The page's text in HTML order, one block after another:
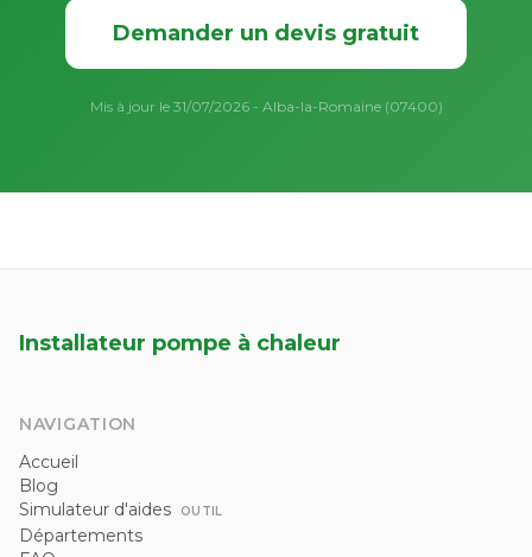
Demander un devis gratuit
Mis à jour le 31/07/2026 - Alba-la-Romaine (07400)
Installateur pompe à chaleur
NAVIGATION
Accueil
Blog
Simulateur d'aides
OUTIL
Départements